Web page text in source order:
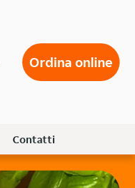
Ordina online
Contatti